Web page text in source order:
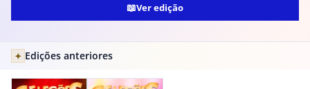
📖Ver edição
✦ Edições anteriores